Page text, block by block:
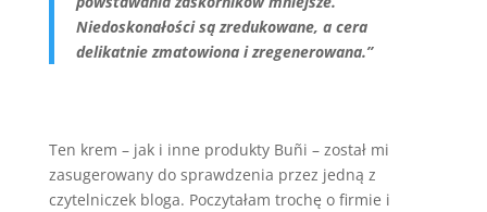
Niedoskonałości są zredukowane, a cera
delikatnie zmatowiona i zregenerowana.”
Ten krem – jak i inne produkty Buñi – został mi
zasugerowany do sprawdzenia przez jedną z
czytelniczek bloga. Poczytałam trochę o firmie i